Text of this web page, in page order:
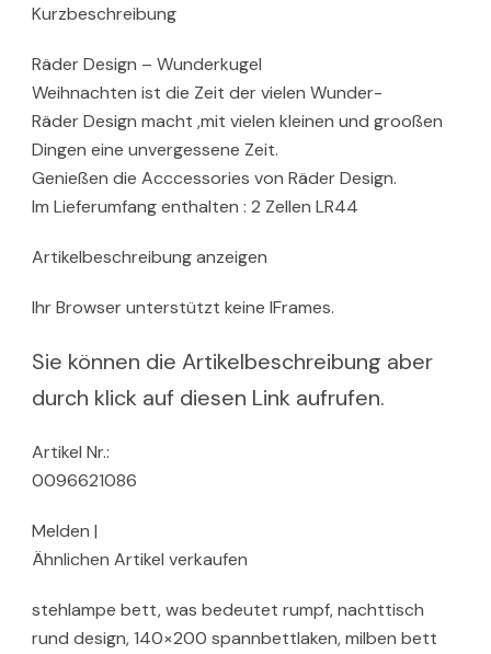
Kurzbeschreibung
Räder Design – Wunderkugel
Weihnachten ist die Zeit der vielen Wunder-
Räder Design macht ,mit vielen kleinen und grooßen
Dingen eine unvergessene Zeit.
Genießen die Acccessories von Räder Design.
Im Lieferumfang enthalten : 2 Zellen LR44
Artikelbeschreibung anzeigen
Ihr Browser unterstützt keine IFrames.
Sie können die Artikelbeschreibung aber
durch klick auf diesen Link aufrufen.
Artikel Nr.:
0096621086
Melden |
Ähnlichen Artikel verkaufen
stehlampe bett, was bedeutet rumpf, nachttisch
rund design, 140×200 spannbettlaken, milben bett